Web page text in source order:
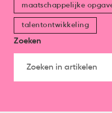
maatschappelijke
talentontwikkeling
Zoeken